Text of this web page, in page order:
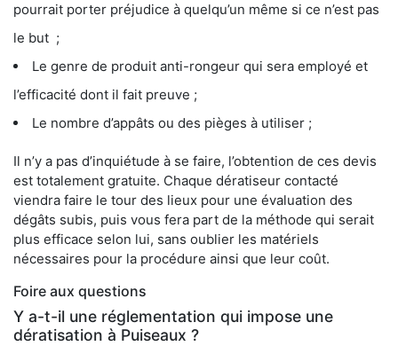
pourrait porter préjudice à quelqu’un même si ce n’est pas
le but ;
Le genre de produit anti-rongeur qui sera employé et
l’efficacité dont il fait preuve ;
Le nombre d’appâts ou des pièges à utiliser ;
Il n’y a pas d’inquiétude à se faire, l’obtention de ces devis
est totalement gratuite. Chaque dératiseur contacté
viendra faire le tour des lieux pour une évaluation des
dégâts subis, puis vous fera part de la méthode qui serait
plus efficace selon lui, sans oublier les matériels
nécessaires pour la procédure ainsi que leur coût.
Foire aux questions
Y a-t-il une réglementation qui impose une
dératisation à Puiseaux ?